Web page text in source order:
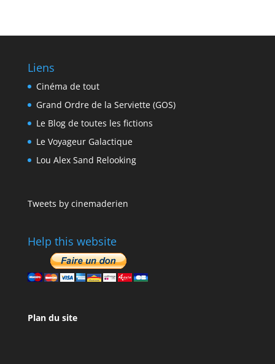
Liens
Cinéma de tout
Grand Ordre de la Serviette (GOS)
Le Blog de toutes les fictions
Le Voyageur Galactique
Lou Alex Sand Relooking
Tweets by cinemaderien
Help this website
Plan du site